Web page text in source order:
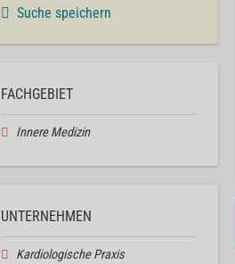
Suche speichern
FACHGEBIET
Innere Medizin
UNTERNEHMEN
Kardiologische Praxis